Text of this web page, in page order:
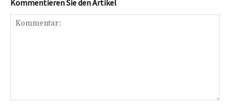
Kommentieren Sie den Artikel